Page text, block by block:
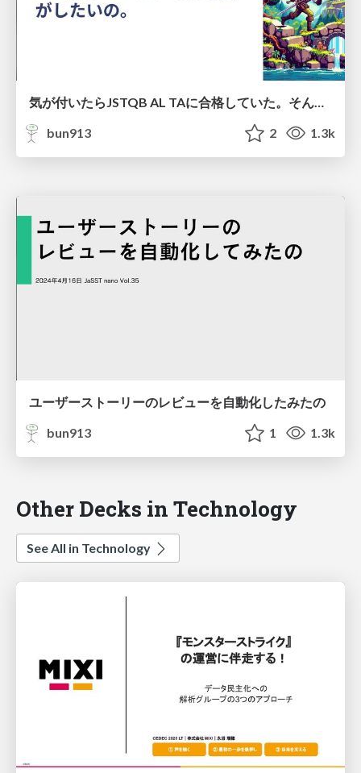
気が付いたらJSTQB AL TAに合格していた。そんな旅がしたいの。
bun913
2 1.3k
ユーザーストーリーのレビューを自動化したみたの
bun913
1 1.3k
Other Decks in Technology
See All in Technology